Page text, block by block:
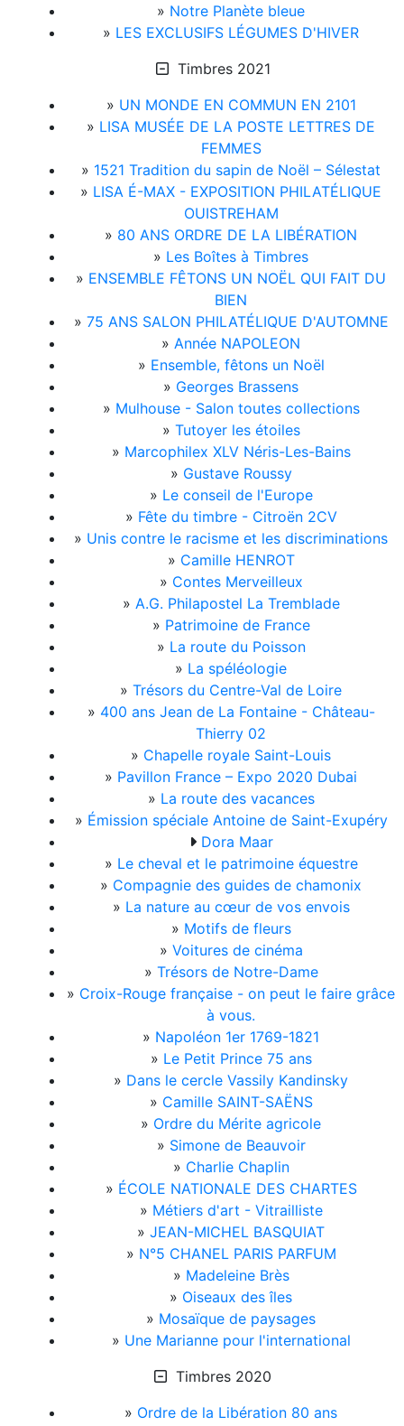
» Notre Planète bleue
» LES EXCLUSIFS LÉGUMES D'HIVER
Timbres 2021
» UN MONDE EN COMMUN EN 2101
» LISA MUSÉE DE LA POSTE LETTRES DE
FEMMES
» 1521 Tradition du sapin de Noël – Sélestat
» LISA É-MAX - EXPOSITION PHILATÉLIQUE
OUISTREHAM
» 80 ANS ORDRE DE LA LIBÉRATION
» Les Boîtes à Timbres
» ENSEMBLE FÊTONS UN NOËL QUI FAIT DU
BIEN
» 75 ANS SALON PHILATÉLIQUE D'AUTOMNE
» Année NAPOLEON
» Ensemble, fêtons un Noël
» Georges Brassens
» Mulhouse - Salon toutes collections
» Tutoyer les étoiles
» Marcophilex XLV Néris-Les-Bains
» Gustave Roussy
» Le conseil de l'Europe
» Fête du timbre - Citroën 2CV
» Unis contre le racisme et les discriminations
» Camille HENROT
» Contes Merveilleux
» A.G. Philapostel La Tremblade
» Patrimoine de France
» La route du Poisson
» La spéléologie
» Trésors du Centre-Val de Loire
» 400 ans Jean de La Fontaine - Château-
Thierry 02
» Chapelle royale Saint-Louis
» Pavillon France – Expo 2020 Dubai
» La route des vacances
» Émission spéciale Antoine de Saint-Exupéry
Dora Maar
» Le cheval et le patrimoine équestre
» Compagnie des guides de chamonix
» La nature au cœur de vos envois
» Motifs de fleurs
» Voitures de cinéma
» Trésors de Notre-Dame
» Croix-Rouge française - on peut le faire grâce
à vous.
» Napoléon 1er 1769-1821
» Le Petit Prince 75 ans
» Dans le cercle Vassily Kandinsky
» Camille SAINT-SAËNS
» Ordre du Mérite agricole
» Simone de Beauvoir
» Charlie Chaplin
» ÉCOLE NATIONALE DES CHARTES
» Métiers d'art - Vitrailliste
» JEAN-MICHEL BASQUIAT
» N°5 CHANEL PARIS PARFUM
» Madeleine Brès
» Oiseaux des îles
» Mosaïque de paysages
» Une Marianne pour l'international
Timbres 2020
» Ordre de la Libération 80 ans